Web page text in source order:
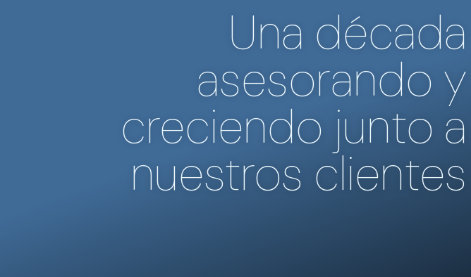
Una década
asesorando y
creciendo junto a
nuestros clientes